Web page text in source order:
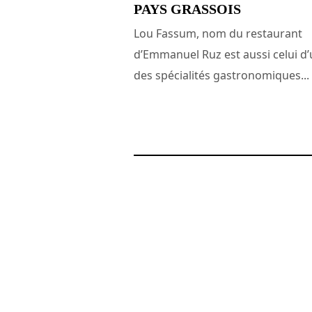
PAYS GRASSOIS
Lou Fassum, nom du restaurant
d’Emmanuel Ruz est aussi celui
des spécialités gastronomiques...